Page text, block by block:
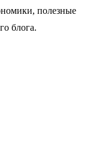
полезные
блога.